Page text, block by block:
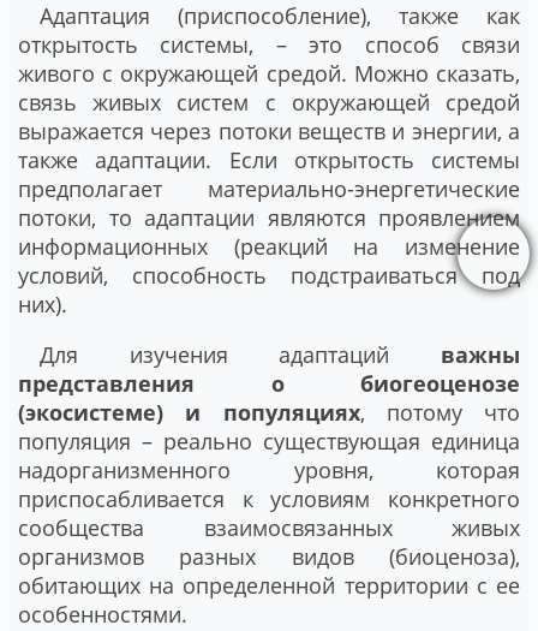
Адаптация (приспособление), также как
открытость системы, – это способ связи
живого с окружающей средой. Можно сказать,
связь живых систем с окружающей средой
выражается через потоки веществ и энергии, а
также адаптации. Если открытость системы
предполагает материально-энергетические
потоки, то адаптации являются проявлением
информационных (реакций на изменение
условий, способность подстраиваться под
них).
Для изучения адаптаций важны
представления о биогеоценозе
(экосистеме) и популяциях, потому что
популяция – реально существующая единица
надорганизменного уровня, которая
приспосабливается к условиям конкретного
сообщества взаимосвязанных живых
организмов разных видов (биоценоза),
обитающих на определенной территории с ее
особенностями.